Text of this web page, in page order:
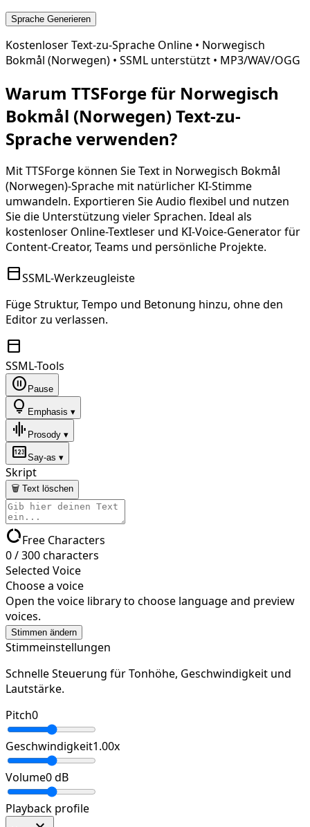
Sprache Generieren
Kostenloser Text-zu-Sprache Online • Norwegisch
Bokmål (Norwegen) • SSML unterstützt • MP3/WAV/OGG
Warum TTSForge für Norwegisch
Bokmål (Norwegen)Text-zu-
Sprache verwenden?
Mit TTSForge können Sie Text in Norwegisch Bokmål
(Norwegen)-Sprache mit natürlicher KI-Stimme
umwandeln. Exportieren Sie Audio flexibel und nutzen
Sie die Unterstützung vieler Sprachen. Ideal als
kostenloser Online-Textleser und KI-Voice-Generator für
Content-Creator, Teams und persönliche Projekte.
toolbarSSML-Werkzeugleiste
Füge Struktur, Tempo und Betonung hinzu, ohne den
Editor zu verlassen.
toolbar
SSML-Tools
pause_circle Pause
lightbulb Emphasis ▾
graphic_eq Prosody ▾
pinSay-as ▾
Skript
🗑 Text löschen
data_usageFree Characters
0/300characters
Selected Voice
Choose a voice
Open the voice library to choose language and preview
voices.
Stimmen ändern
Stimmeinstellungen
Schnelle Steuerung für Tonhöhe, Geschwindigkeit und
Lautstärke.
Pitch0
Geschwindigkeit1.00x
Volume0dB
Playback profile